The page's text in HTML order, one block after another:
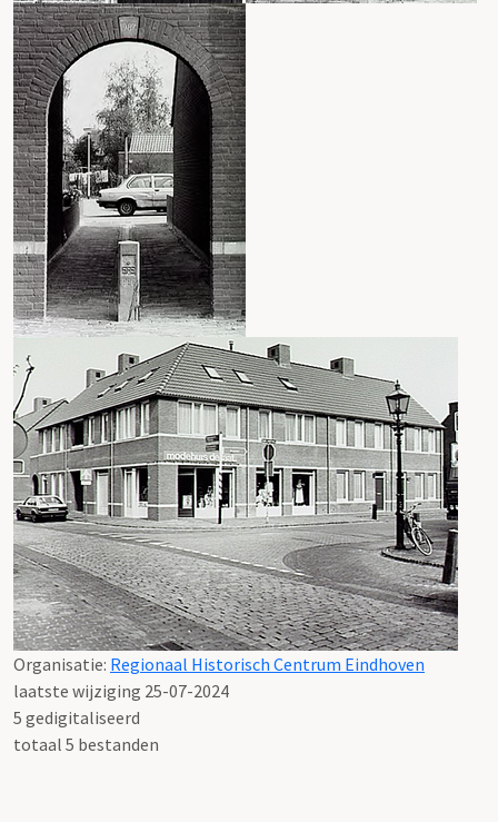
Organisatie: Regionaal Historisch Centrum Eindhoven
laatste wijziging 25-07-2024
5 gedigitaliseerd
totaal 5 bestanden